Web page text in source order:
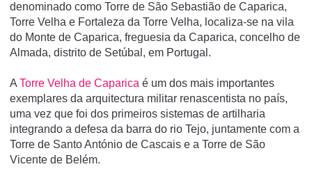
denominado como Torre de São Sebastião de Caparica,
Torre Velha e Fortaleza da Torre Velha, localiza-se na vila
do Monte de Caparica, freguesia da Caparica, concelho de
Almada, distrito de Setúbal, em Portugal.
A Torre Velha de Caparica é um dos mais importantes
exemplares da arquitectura militar renascentista no paí­s,
uma vez que foi dos primeiros sistemas de artilharia
integrando a defesa da barra do rio Tejo, juntamente com a
Torre de Santo António de Cascais e a Torre de São
Vicente de Belém.